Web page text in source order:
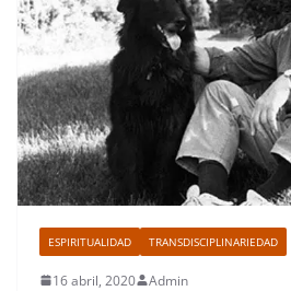
ESPIRITUALIDAD TRANSDISCIPLINARIEDAD
16 abril, 2020 Admin